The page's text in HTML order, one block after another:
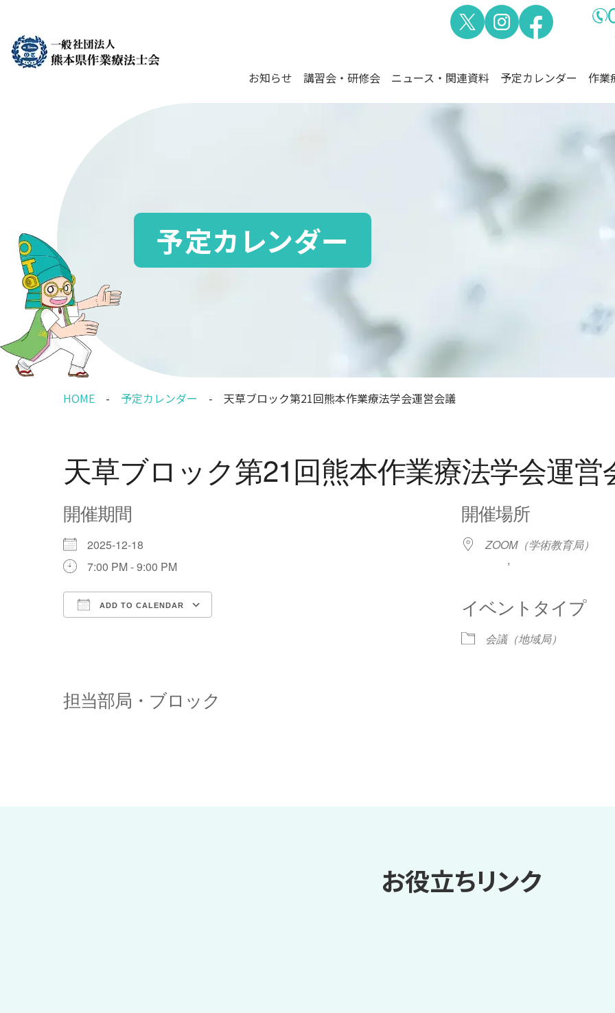
お知らせ 講習会・研修会 ニュース・関連資料 予定カレンダー 作業
作業療法士とは
熊本県作業療法士会
定款
沿革
予定カレンダー
HOME 予定カレンダー 天草ブロック第21回熊本作業療法学会運営会議
天草ブロック第21回熊本作業療法学会運営
開催期間
2025-12-18
7:00 PM - 9:00 PM
ADD TO CALENDAR
Office 365
開催場所
ZOOM（学術教育局）
,
イベントタイプ
会議（地域局）
担当部局・ブロック
お役立ちリンク